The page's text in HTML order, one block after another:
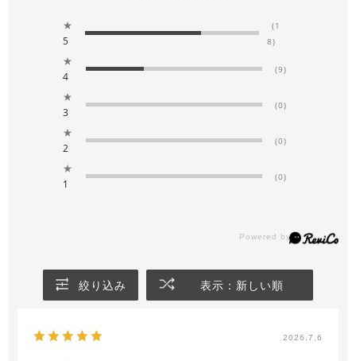
★
5
(1
8)
★
4
(9)
★
3
(0)
★
2
(0)
★
1
(0)
絞り込み 表示：新しい順
2026.7.6